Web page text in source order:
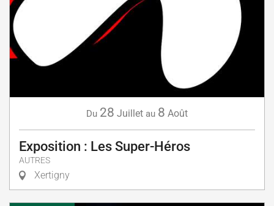
Du 28 Juillet au 8 Août
Exposition : Les Super-Héros
AUTRES
Xertigny